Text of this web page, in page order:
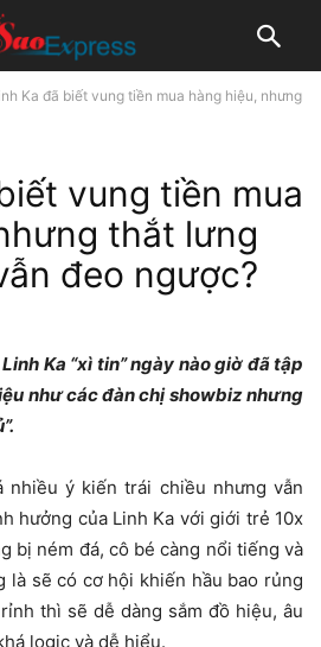
Ka đã biết vung tiền mua hàng hiệu, nhưng
vung tiền mua
thắt lưng
đeo ngược?
Ka “xì tin” ngày nào giờ đã tập
như các đàn chị showbiz nhưng
nhiều ý kiến trái chiều nhưng vẫn
hưởng của Linh Ka với giới trẻ 10x
bị ném đá, cô bé càng nổi tiếng và
là sẽ có cơ hội khiến hầu bao rủng
thì sẽ dễ dàng sắm đồ hiệu, âu
logic và dễ hiểu.